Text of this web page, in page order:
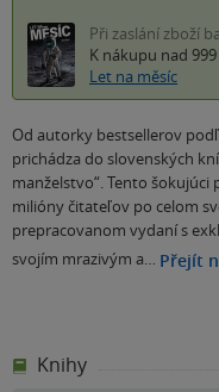
Při zaslání zboží
K nákupu nad 999
Let na měsíc
Od autorky bestsellerov
prichádza do slovenských
manželstvo“. Tento šokujúci
milióny čitateľov po celom
prepracovanom vydaní s
svojím mrazivým a… Přejít
Knihy